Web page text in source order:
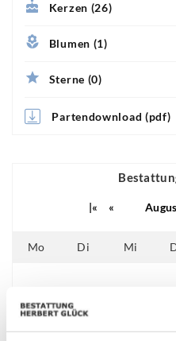
Kerzen (26)
Blumen (1)
Sterne (0)
Partendownload (pdf)
|« «
Mo Di Mi
03 04